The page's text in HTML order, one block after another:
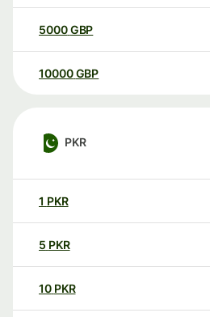
5000GBP
10000 GBP
PKR
1 PKR
5 PKR
10 PKR